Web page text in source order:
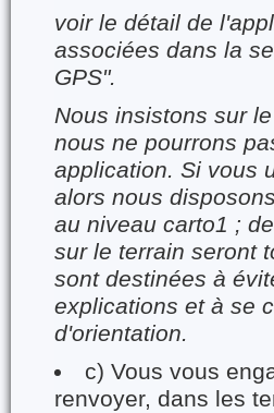
voir le détail de
associées dans la
GPS".
Nous insistons sur
nous ne pourrons
application. Si vous
alors nous
au niveau carto1 ;
sur le terrain seront
sont destinées à
explications et à se
d'orientation.
c) Vous vous
renvoyer, dans les